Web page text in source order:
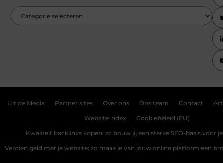
Uit de Media Partner sites Over ons Ons team Contact
Website index Cookiebeleid (EU)
Kwaliteit backlinks kopen: zo bouw jij een sterke SEO-basis voor
Verdien geld met je website: zo maak je van jouw online platform een